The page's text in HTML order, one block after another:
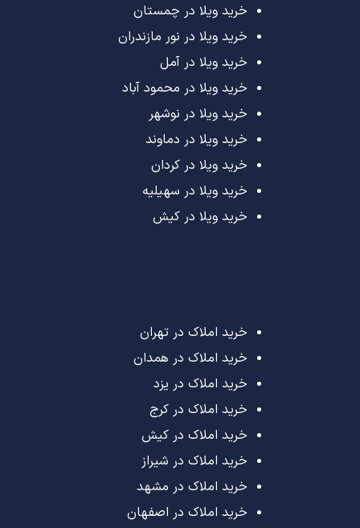
خرید ویلا در چمستان
خرید ویلا در نور مازندران
خرید ویلا در آمل
خرید ویلا در محمود آباد
خرید ویلا در نوشهر
خرید ویلا در دماوند
خرید ویلا در کردان
خرید ویلا در سهیلیه
خرید ویلا در کیش
خرید املاک در تهران
خرید املاک در همدان
خرید املاک در یزد
خرید املاک در کرج
خرید املاک در کیش
خرید املاک در شیراز
خرید املاک در مشهد
خرید املاک در اصفهان